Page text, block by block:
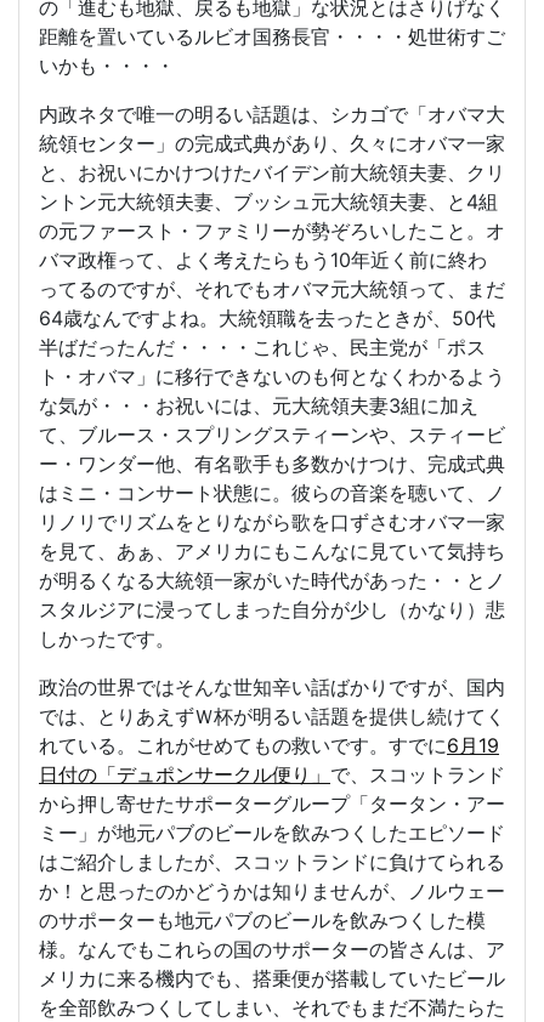
の「進むも地獄、戻るも地獄」な状況とはさりげなく
距離を置いているルビオ国務長官・・・・処世術すご
いかも・・・・
内政ネタで唯一の明るい話題は、シカゴで「オバマ大
統領センター」の完成式典があり、久々にオバマ一家
と、お祝いにかけつけたバイデン前大統領夫妻、クリ
ントン元大統領夫妻、ブッシュ元大統領夫妻、と4組
の元ファースト・ファミリーが勢ぞろいしたこと。オ
バマ政権って、よく考えたらもう10年近く前に終わ
ってるのですが、それでもオバマ元大統領って、まだ
64歳なんですよね。大統領職を去ったときが、50代
半ばだったんだ・・・・これじゃ、民主党が「ポス
ト・オバマ」に移行できないのも何となくわかるよう
な気が・・・お祝いには、元大統領夫妻3組に加え
て、ブルース・スプリングスティーンや、スティービ
ー・ワンダー他、有名歌手も多数かけつけ、完成式典
はミニ・コンサート状態に。彼らの音楽を聴いて、ノ
リノリでリズムをとりながら歌を口ずさむオバマ一家
を見て、あぁ、アメリカにもこんなに見ていて気持ち
が明るくなる大統領一家がいた時代があった・・とノ
スタルジアに浸ってしまった自分が少し（かなり）悲
しかったです。
政治の世界ではそんな世知辛い話ばかりですが、国内
では、とりあえずＷ杯が明るい話題を提供し続けてく
れている。これがせめてもの救いです。すでに6月19
日付の「デュポンサークル便り」 で、スコットランド
から押し寄せたサポーターグループ「タータン・アー
ミー」が地元パブのビールを飲みつくしたエピソード
はご紹介しましたが、スコットランドに負けてられる
か！と思ったのかどうかは知りませんが、ノルウェー
のサポーターも地元パブのビールを飲みつくした模
様。なんでもこれらの国のサポーターの皆さんは、ア
メリカに来る機内でも、搭乗便が搭載していたビール
を全部飲みつくしてしまい、それでもまだ不満たらた